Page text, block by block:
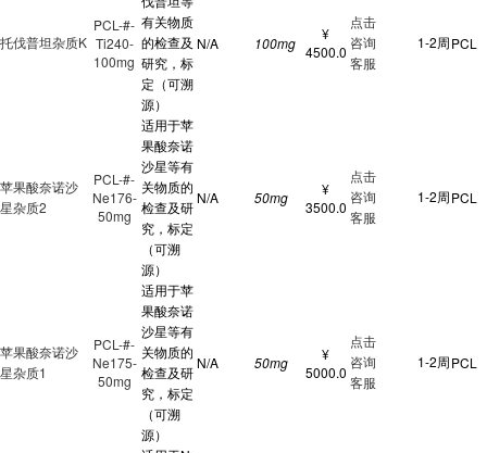
托伐普坦杂质K
PCL-#-
Ti240-
100mg
有关物质
的检查及
研究，标
定（可溯
源）
N/A 100mg
¥
4500.0
点击
咨询
客服
1-2周PCL
苹果酸奈诺沙
星杂质2
PCL-#-
Ne176-
50mg
适用于苹
果酸奈诺
沙星等有
关物质的
检查及研
究，标定
（可溯
源）
N/A 50mg
¥
3500.0
点击
咨询
客服
1-2周PCL
苹果酸奈诺沙
星杂质1
PCL-#-
Ne175-
50mg
适用于苹
果酸奈诺
沙星等有
关物质的
检查及研
究，标定
（可溯
源）
N/A 50mg
¥
5000.0
点击
咨询
客服
1-2周PCL